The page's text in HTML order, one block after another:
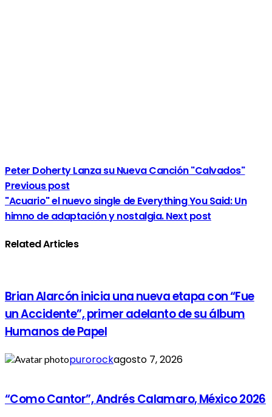
Peter Doherty Lanza su Nueva Canción "Calvados"
Previous post
"Acuario" el nuevo single de Everything You Said: Un
himno de adaptación y nostalgia.Next post
Related Articles
Brian Alarcón inicia una nueva etapa con “Fue
un Accidente”, primer adelanto de su álbum
Humanos de Papel
purorockagosto 7, 2026
“Como Cantor”, Andrés Calamaro, México 2026